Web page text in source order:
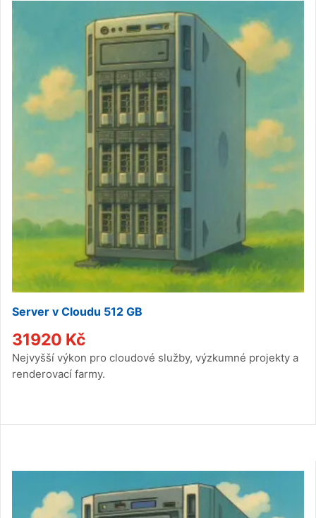
Server v Cloudu 512 GB
31920 Kč
Nejvyšší výkon pro cloudové služby, výzkumné projekty a
renderovací farmy.